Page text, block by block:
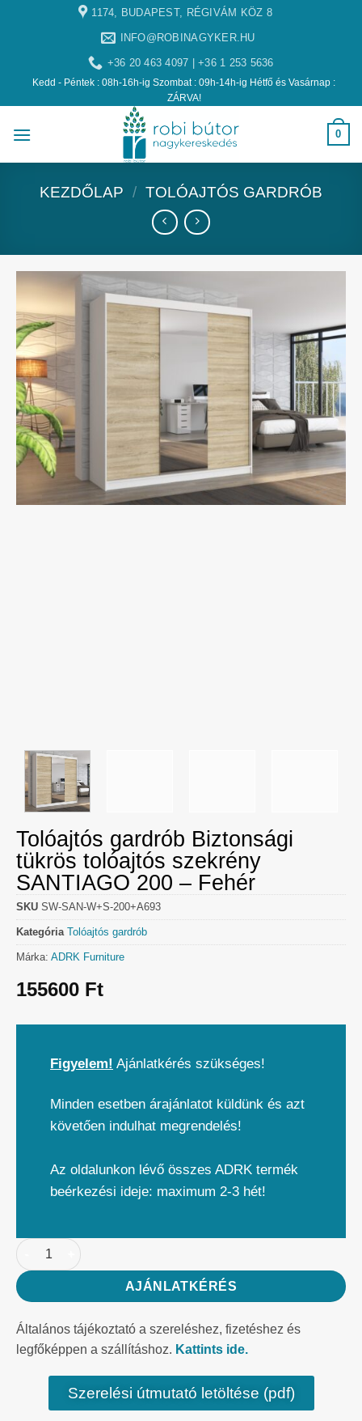
1174, BUDAPEST, RÉGIVÁM KÖZ 8
INFO@ROBINAGYKER.HU
+36 20 463 4097 | +36 1 253 5636
Kedd - Péntek : 08h-16h-ig Szombat : 09h-14h-ig Hétfő és Vasárnap :
ZÁRVA!
0
KEZDŐLAP / TOLÓAJTÓS GARDRÓB
Tolóajtós gardrób Biztonsági
tükrös tolóajtós szekrény
SANTIAGO 200 – Fehér
SKU SW-SAN-W+S-200+A693
Kategória Tolóajtós gardrób
Márka: ADRK Furniture
155600 Ft
Figyelem! Ajánlatkérés szükséges!
Minden esetben árajánlatot küldünk és azt
követően indulhat megrendelés!
Az oldalunkon lévő összes ADRK termék
beérkezési ideje: maximum 2-3 hét!
AJÁNLATKÉRÉS
Általános tájékoztató a szereléshez, fizetéshez és
legfőképpen a szállításhoz. Kattints ide.
Szerelési útmutató letöltése (pdf)